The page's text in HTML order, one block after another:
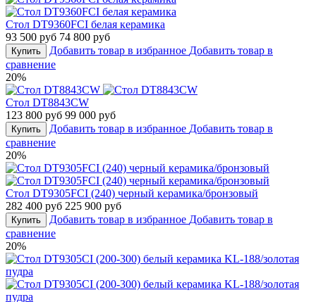
Стол DT9360FCI белая керамика
93 500 руб 74 800 руб
Купить Добавить товар в избранное Добавить товар в
сравнение
20%
Стол DT8843CW
123 800 руб 99 000 руб
Купить Добавить товар в избранное Добавить товар в
сравнение
20%
Стол DT9305FCI (240) черный керамика/бронзовый
282 400 руб 225 900 руб
Купить Добавить товар в избранное Добавить товар в
сравнение
20%